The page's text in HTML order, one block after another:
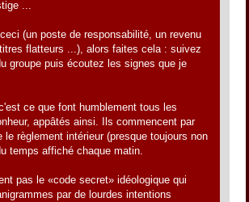
...
(un poste de responsabilité, un revenu
flatteurs ...), alors faites cela : suivez
groupe puis écoutez les signes que je
ce que font humblement tous les
appâtés ainsi. Ils commencent par
le règlement intérieur (presque toujours non
temps affiché chaque matin.
pas le «code secret» idéologique qui
par de lourdes intentions